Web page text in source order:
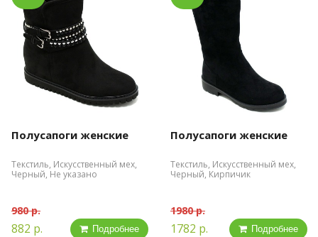
Полусапоги женские
Текстиль, Искусственный мех,
Черный, Не указано
980 р.
882 р. Подробнее
Полусапоги женские
Текстиль, Искусственный мех,
Черный, Кирпичик
1980 р.
1782 р. Подробнее